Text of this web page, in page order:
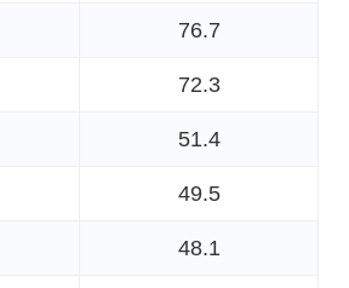
76.7
72.3
51.4
49.5
48.1